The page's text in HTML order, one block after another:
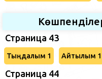
Страница 43
Тыңдалым 1 Айтылым 1
Страница 44